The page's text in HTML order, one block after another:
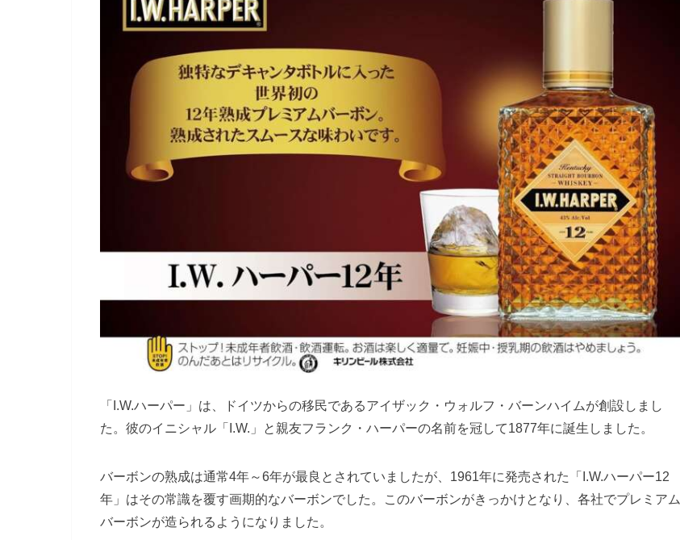
「I.W.ハーパー」は、ドイツからの移民であるアイザック・ウォルフ・バーンハイムが創設しまし
た。彼のイニシャル「I.W.」と親友フランク・ハーパーの名前を冠して1877年に誕生しました。
バーボンの熟成は通常4年～6年が最良とされていましたが、1961年に発売された「I.W.ハーパー12
年」はその常識を覆す画期的なバーボンでした。このバーボンがきっかけとなり、各社でプレミアム
バーボンが造られるようになりました。